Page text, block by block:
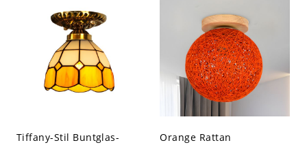
Tiffany-Stil Buntglas-
Orange Rattan